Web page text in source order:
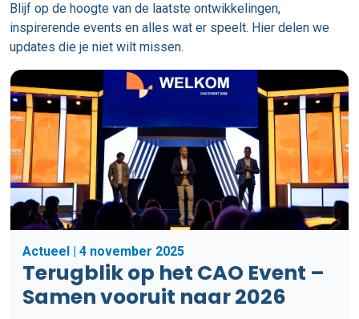
Blijf op de hoogte van de laatste ontwikkelingen,
inspirerende events en alles wat er speelt. Hier delen we
updates die je niet wilt missen.
Actueel | 4 november 2025
Terugblik op het CAO Event –
Samen vooruit naar 2026